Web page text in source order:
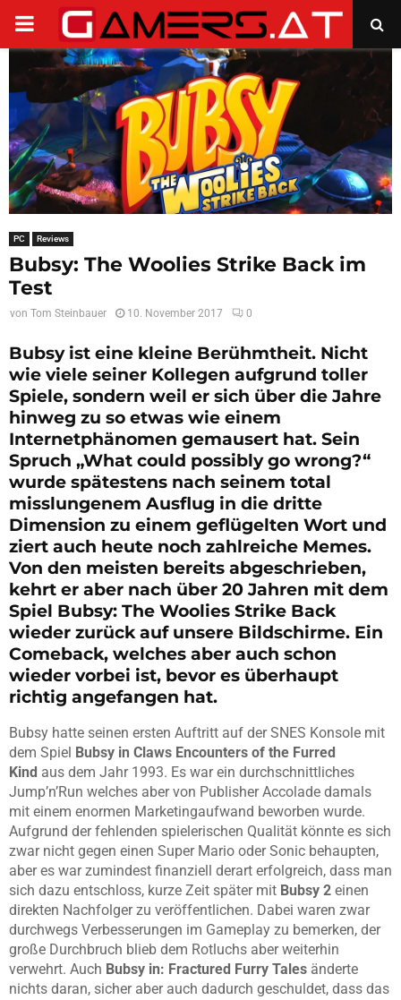
PRIMARY
MENU
PC Reviews
Bubsy: The Woolies Strike Back im
Test
von Tom Steinbauer 10. November 2017 0
Bubsy ist eine kleine Berühmtheit. Nicht
wie viele seiner Kollegen aufgrund toller
Spiele, sondern weil er sich über die Jahre
hinweg zu so etwas wie einem
Internetphänomen gemausert hat. Sein
Spruch „What could possibly go wrong?“
wurde spätestens nach seinem total
misslungenem Ausflug in die dritte
Dimension zu einem geflügelten Wort und
ziert auch heute noch zahlreiche Memes.
Von den meisten bereits abgeschrieben,
kehrt er aber nach über 20 Jahren mit dem
Spiel Bubsy: The Woolies Strike Back
wieder zurück auf unsere Bildschirme. Ein
Comeback, welches aber auch schon
wieder vorbei ist, bevor es überhaupt
richtig angefangen hat.
Bubsy hatte seinen ersten Auftritt auf der SNES Konsole mit
dem Spiel Bubsy in Claws Encounters of the Furred
Kind aus dem Jahr 1993. Es war ein durchschnittliches
Jump’n’Run welches aber von Publisher Accolade damals
mit einem enormen Marketingaufwand beworben wurde.
Aufgrund der fehlenden spielerischen Qualität könnte es sich
zwar nicht gegen einen Super Mario oder Sonic behaupten,
aber es war zumindest finanziell derart erfolgreich, dass man
sich dazu entschloss, kurze Zeit später mit Bubsy 2 einen
direkten Nachfolger zu veröffentlichen. Dabei waren zwar
durchwegs Verbesserungen im Gameplay zu bemerken, der
große Durchbruch blieb dem Rotluchs aber weiterhin
verwehrt. Auch Bubsy in: Fractured Furry Tales änderte
nichts daran, sicher aber auch dadurch geschuldet, dass das